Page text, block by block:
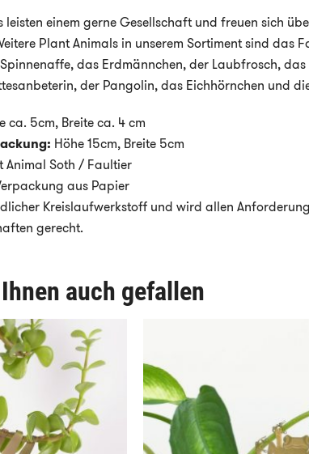
leisten einem gerne Gesellschaft und freuen sich
Plant Animals in unserem Sortiment sind das
das Erdmännchen, der Laubfrosch,
der Pangolin, das Eichhörnchen und
ca. 5cm, Breite ca. 4 cm
Höhe 15cm, Breite 5cm
Animal Soth / Faultier
aus Papier
Kreislaufwerkstoff und wird allen
gerecht.
auch gefallen